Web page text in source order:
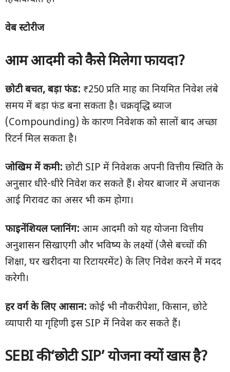
वेब स्टोरीज
आम आदमी को कैसे मिलेगा फायदा?
छोटी बचत, बड़ा फंड: ₹250 प्रति माह का नियमित निवेश लंबे
समय में बड़ा फंड बना सकता है। चक्रवृद्धि ब्याज
(Compounding) के कारण निवेशक को सालों बाद अच्छा
रिटर्न मिल सकता है।
जोखिम में कमी: छोटी SIP में निवेशक अपनी वित्तीय स्थिति के
अनुसार धीरे-धीरे निवेश कर सकते हैं। शेयर बाजार में अचानक
आई गिरावट का असर भी कम होगा।
फाइनेंशियल प्लानिंग: आम आदमी को यह योजना वित्तीय
अनुशासन सिखाएगी और भविष्य के लक्ष्यों (जैसे बच्चों की
शिक्षा, घर खरीदना या रिटायरमेंट) के लिए निवेश करने में मदद
करेगी।
हर वर्ग के लिए आसान: कोई भी नौकरीपेशा, किसान, छोटे
व्यापारी या गृहिणी इस SIP में निवेश कर सकते हैं।
SEBI की ‘छोटी SIP’ योजना क्यों खास है?